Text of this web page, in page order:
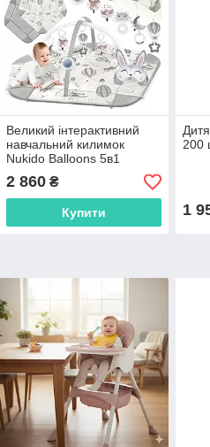
Великий інтерактивний
навчальний килимок
Nukido Balloons 5в1
730102
2 860₴
Купити
200
1